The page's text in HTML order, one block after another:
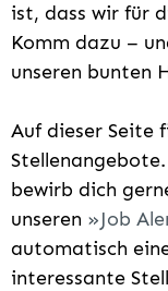
ist, dass wir für
Komm dazu –
unseren bunten
Auf dieser Seite
bewirb dich
unseren
Job
automatisch
interessante